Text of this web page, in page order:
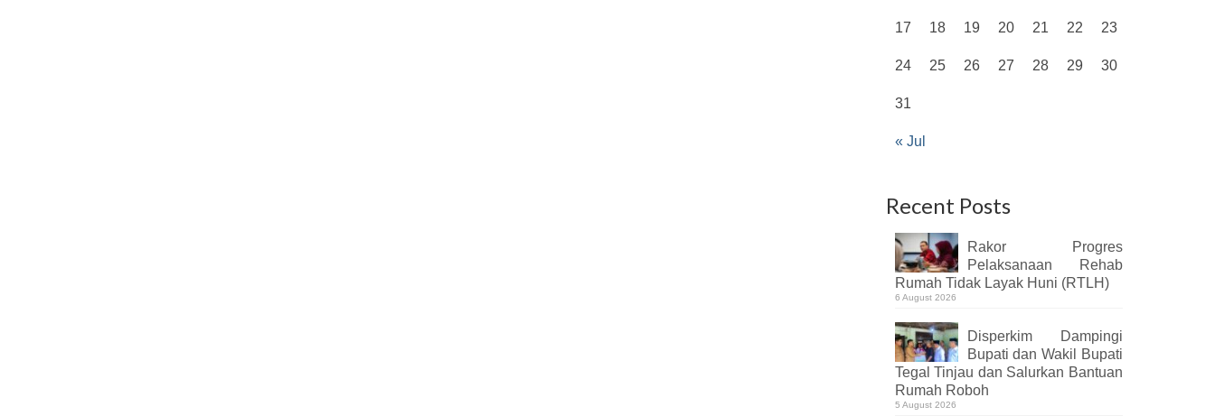
« Jul
17 18 19 20 21 22 23
24 25 26 27 28 29 30
31
Recent Posts
Rakor Progres
Pelaksanaan Rehab
Rumah Tidak Layak Huni (RTLH)
6 August 2026
Disperkim Dampingi
Bupati dan Wakil Bupati
Tegal Tinjau dan Salurkan Bantuan
Rumah Roboh
5 August 2026